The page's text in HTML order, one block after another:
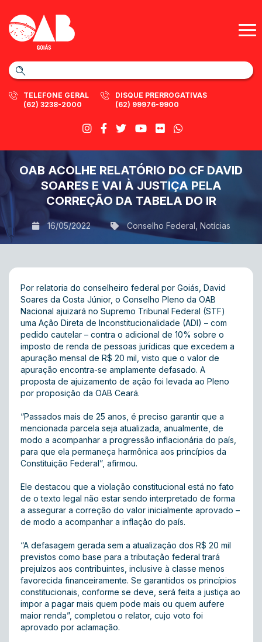
TELEFONE GERAL
(62) 3238-2000
DISQUE PRERROGATIVAS
(62) 99976-9900
OAB ACOLHE RELATÓRIO DO CF DAVID
SOARES E VAI À JUSTIÇA PELA
CORREÇÃO DA TABELA DO IR
16/05/2022 Conselho Federal Notícias
Por relatoria do conselheiro federal por Goiás, David
Soares da Costa Júnior, o Conselho Pleno da OAB
Nacional ajuizará no Supremo Tribunal Federal (STF)
uma Ação Direta de Inconstitucionalidade (ADI) – com
pedido cautelar – contra o adicional de 10% sobre o
imposto de renda de pessoas jurídicas que excedem a
apuração mensal de R$ 20 mil, visto que o valor de
apuração encontra-se amplamente defasado. A
proposta de ajuizamento de ação foi levada ao Pleno
por proposição da OAB Ceará.
“Passados mais de 25 anos, é preciso garantir que a
mencionada parcela seja atualizada, anualmente, de
modo a acompanhar a progressão inflacionária do país,
para que ela permaneça harmônica aos princípios da
Constituição Federal”, afirmou.
Ele destacou que a violação constitucional está no fato
de o texto legal não estar sendo interpretado de forma
a assegurar a correção do valor inicialmente aprovado –
de modo a acompanhar a inflação do país.
“A defasagem gerada sem a atualização dos R$ 20 mil
previstos como base para a tributação federal trará
prejuízos aos contribuintes, inclusive à classe menos
favorecida financeiramente. Se garantidos os princípios
constitucionais, conforme se deve, será feita a justiça ao
impor a pagar mais quem pode mais ou quem aufere
maior renda”, completou o relator, cujo voto foi
aprovado por aclamação.